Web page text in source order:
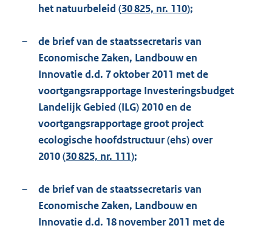
het natuurbeleid (30 825, nr. 110);
–
de brief van de staatssecretaris van
Economische Zaken, Landbouw en
Innovatie d.d. 7 oktober 2011 met de
voortgangsrapportage Investeringsbudget
Landelijk Gebied (ILG) 2010 en de
voortgangsrapportage groot project
ecologische hoofdstructuur (ehs) over
2010 (30 825, nr. 111);
–
de brief van de staatssecretaris van
Economische Zaken, Landbouw en
Innovatie d.d. 18 november 2011 met de